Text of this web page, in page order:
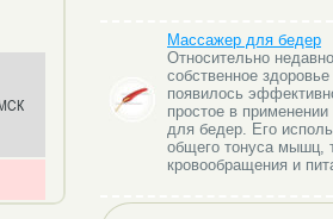
Массажер для бедер
Относительно
собственное
появилось
простое в
для бедер. Его
общего тонуса мышц,
кровообращения и